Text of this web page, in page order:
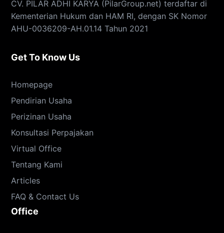
CV. PILAR ADHI KARYA (PilarGroup.net) terdaftar di
Kementerian Hukum dan HAM RI, dengan SK Nomor
AHU-0036209-AH.01.14 Tahun 2021
Get To Know Us
Homepage
Pendirian Usaha
Perizinan Usaha
Konsultasi Perpajakan
Virtual Office
Tentang Kami
Articles
FAQ & Contact Us
Office